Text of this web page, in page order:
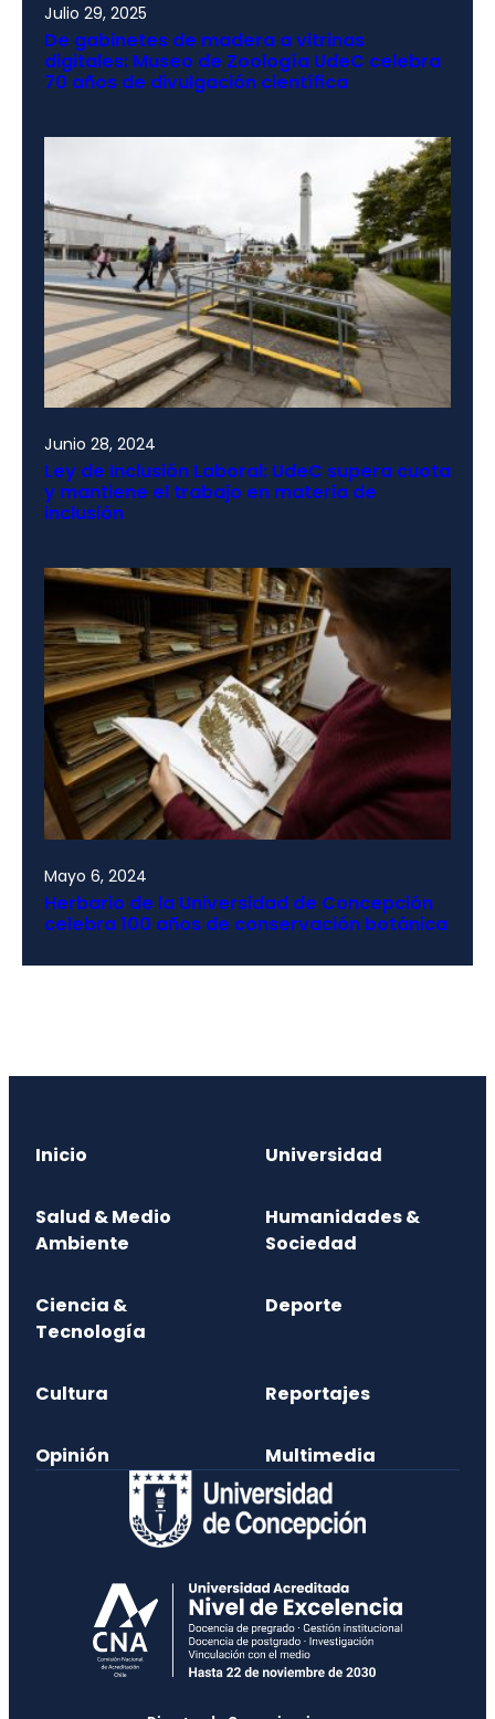
Julio 29, 2025
De gabinetes de madera a vitrinas
digitales: Museo de Zoología UdeC celebra
70 años de divulgación científica
Junio 28, 2024
Ley de Inclusión Laboral: UdeC supera cuota
y mantiene el trabajo en materia de
inclusión
Mayo 6, 2024
Herbario de la Universidad de Concepción
celebra 100 años de conservación botánica
Inicio Universidad
Salud & Medio
Ambiente
Humanidades &
Sociedad
Ciencia &
Tecnología
Deporte
Cultura Reportajes
Opinión Multimedia